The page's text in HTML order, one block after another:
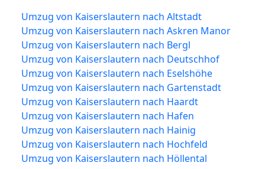
Umzug von Kaiserslautern nach Altstadt
Umzug von Kaiserslautern nach Askren Manor
Umzug von Kaiserslautern nach Bergl
Umzug von Kaiserslautern nach Deutschhof
Umzug von Kaiserslautern nach Eselshöhe
Umzug von Kaiserslautern nach Gartenstadt
Umzug von Kaiserslautern nach Haardt
Umzug von Kaiserslautern nach Hafen
Umzug von Kaiserslautern nach Hainig
Umzug von Kaiserslautern nach Hochfeld
Umzug von Kaiserslautern nach Höllental